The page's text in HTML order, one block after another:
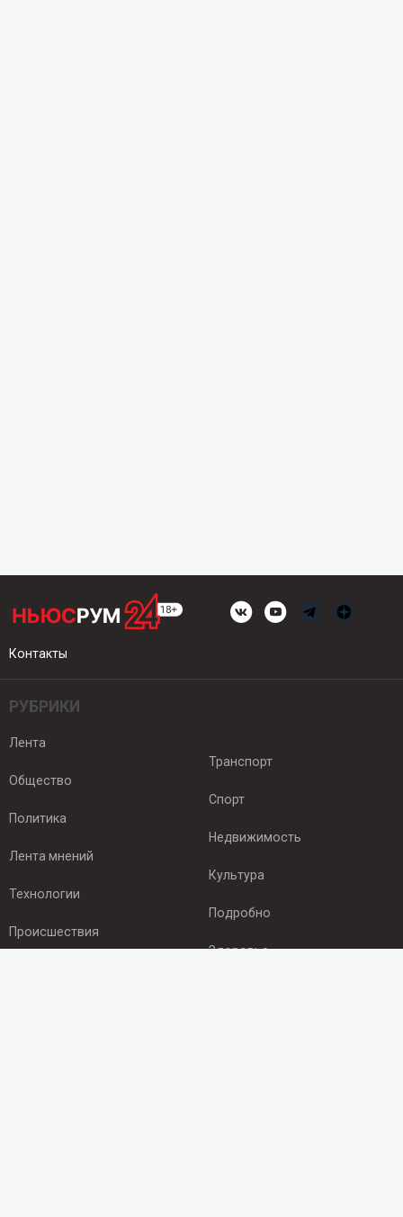
Контакты
РУБРИКИ
Лента
Общество
Политика
Лента мнений
Технологии
Происшествия
Транспорт
Спорт
Недвижимость
Культура
Подробно
Здоровье